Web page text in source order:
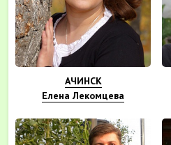
АЧИНСК
Елена Лекомцева